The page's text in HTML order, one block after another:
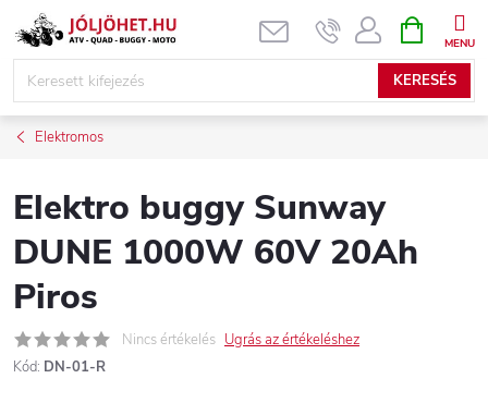
Ugrás
KERESÉS
KOSÁR
Elektromos
Elektro buggy Sunway
DUNE 1000W 60V 20Ah
Piros
Nincs értékelés Ugrás az értékeléshez
Kód: DN-01-R